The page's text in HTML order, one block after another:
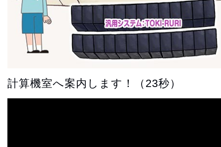
計算機室へ案内します！（23秒）